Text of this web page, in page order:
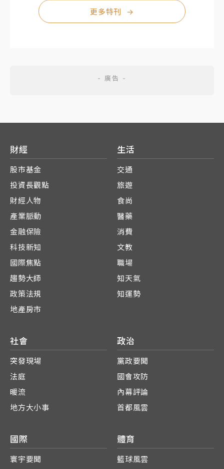
更多特刊 →
財經
股市基金
投資長觀點
財經人物
產業脈動
金融保險
科技新知
國際焦點
趨勢大師
政策法規
地產房市
生活
交通
旅遊
食尚
醫藥
消費
文教
職場
知天氣
知運勢
社會
突發現場
法庭
暖流
地方大小事
政治
黨政要聞
國會攻防
內幕評論
首都風雲
國際
寰宇要聞
體育
籃球風雲